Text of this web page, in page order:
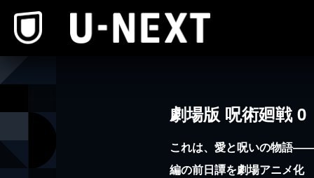
劇場版 呪術廻戦 0
これは、愛と呪いの物語
編の前日譚を劇場アニメ化